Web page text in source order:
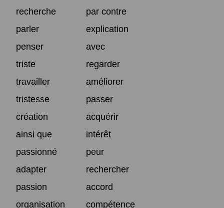
recherche
par contre
parler
explication
penser
avec
triste
regarder
travailler
améliorer
tristesse
passer
création
acquérir
ainsi que
intérêt
passionné
peur
adapter
rechercher
passion
accord
organisation
compétence